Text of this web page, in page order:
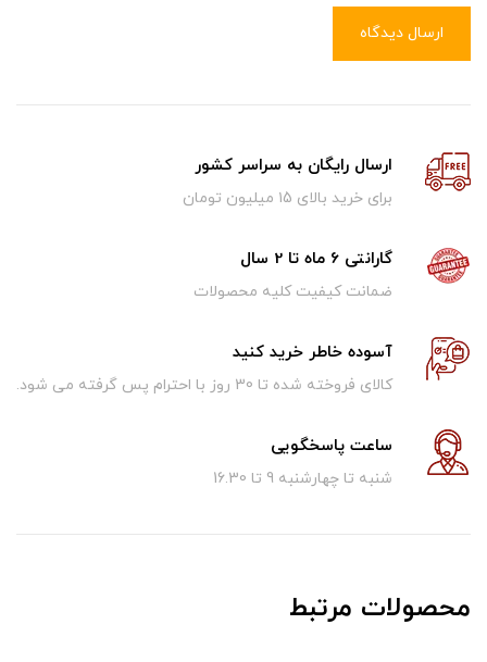
ارسال دیدگاه
ارسال رایگان به سراسر کشور
برای خرید بالای ۱5 میلیون تومان
گارانتی 6 ماه تا 2 سال
ضمانت کیفیت کلیه محصولات
آسوده خاطر خرید کنید
کالای فروخته شده تا 30 روز با احترام پس گرفته می شود.
ساعت پاسخگویی
شنبه تا چهارشنبه 9 تا 16.30
محصولات مرتبط